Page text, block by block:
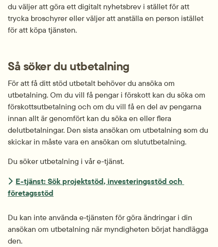
du väljer att göra ett digitalt nyhetsbrev i stället för att
trycka broschyrer eller väljer att anställa en person istället
för att köpa tjänsten.
Så söker du utbetalning
För att få ditt stöd utbetalt behöver du ansöka om
utbetalning. Om du vill få pengar i förskott kan du söka om
förskottsutbetalning och om du vill få en del av pengarna
innan allt är genomfört kan du söka en eller flera
delutbetalningar. Den sista ansökan om utbetalning som du
skickar in måste vara en ansökan om slututbetalning.
Du söker utbetalning i vår e-tjänst.
E-tjänst: Sök projektstöd, investeringsstöd och
företagsstöd
Du kan inte använda e‑tjänsten för göra ändringar i din
ansökan om utbetalning när myndigheten börjat handlägga
den.